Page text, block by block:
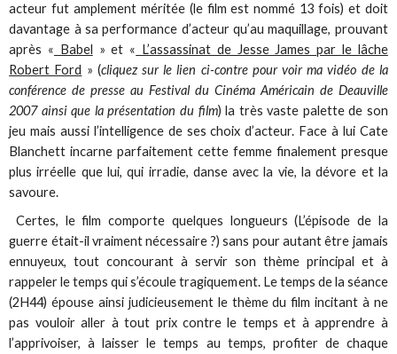
acteur fut amplement méritée (le film est nommé 13 fois) et doit
davantage à sa performance d’acteur qu’au maquillage, prouvant
après « Babel » et « L’assassinat de Jesse James par le lâche
Robert Ford » (cliquez sur le lien ci-contre pour voir ma vidéo de la
conférence de presse au Festival du Cinéma Américain de Deauville
2007 ainsi que la présentation du film) la très vaste palette de son
jeu mais aussi l’intelligence de ses choix d’acteur. Face à lui Cate
Blanchett incarne parfaitement cette femme finalement presque
plus irréelle que lui, qui irradie, danse avec la vie, la dévore et la
savoure.
Certes, le film comporte quelques longueurs (L’épisode de la
guerre était-il vraiment nécessaire ?) sans pour autant être jamais
ennuyeux, tout concourant à servir son thème principal et à
rappeler le temps qui s’écoule tragiquement. Le temps de la séance
(2H44) épouse ainsi judicieusement le thème du film incitant à ne
pas vouloir aller à tout prix contre le temps et à apprendre à
l’apprivoiser, à laisser le temps au temps, profiter de chaque